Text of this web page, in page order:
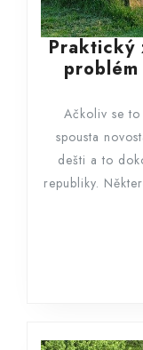
Praktický
Ačkoliv se
spousta
dešti a to
republiky.